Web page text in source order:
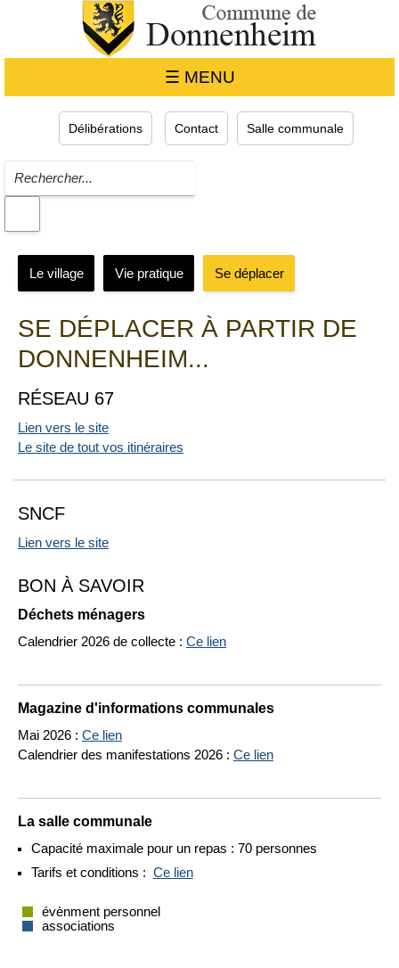
☰ MENU
Délibérations Contact Salle communale
BON À SAVOIR
Déchets ménagers
Calendrier 2026 de collecte : Ce lien
Magazine d'informations communales
Mai 2026 : Ce lien
Calendrier des manifestations 2026 : Ce lien
La salle communale
Capacité maximale pour un repas : 70 personnes
Tarifs et conditions : Ce lien
évènment personnel
associations
Le village Vie pratique Se déplacer
SE DÉPLACER À PARTIR DE
DONNENHEIM...
RÉSEAU 67
Lien vers le site
Le site de tout vos itinéraires
SNCF
Lien vers le site